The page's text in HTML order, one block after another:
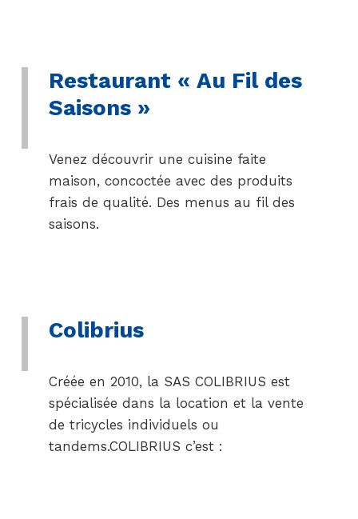
Restaurant « Au Fil des
Saisons »
Venez découvrir une cuisine faite
maison, concoctée avec des produits
frais de qualité. Des menus au fil des
saisons.
Colibrius
Créée en 2010, la SAS COLIBRIUS est
spécialisée dans la location et la vente
de tricycles individuels ou
tandems.COLIBRIUS c’est :